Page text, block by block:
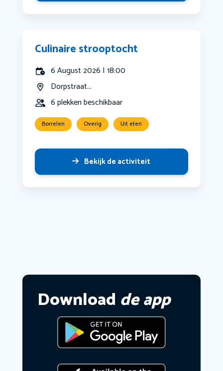
Culinaire strooptocht
6 August 2026 | 18:00
Dorpstraat...
6 plekken beschikbaar
Borrelen Overig Uit eten
Bekijk de activiteit
Download de app